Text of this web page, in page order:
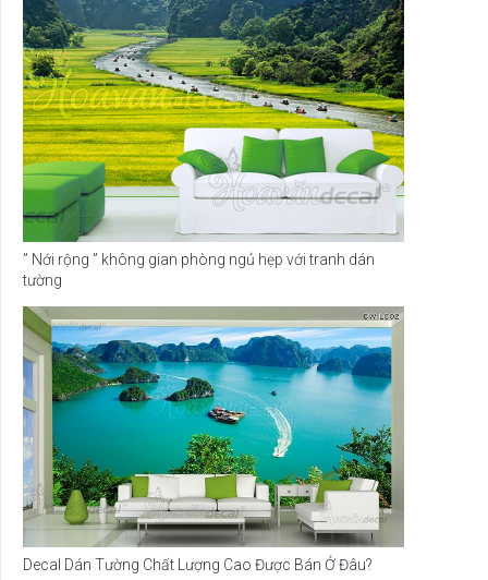
” Nới rộng ” không gian phòng ngủ hẹp với tranh dán
tường
Decal Dán Tường Chất Lượng Cao Được Bán Ở Đâu?